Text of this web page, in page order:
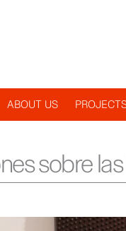
ABOUT US
sobre